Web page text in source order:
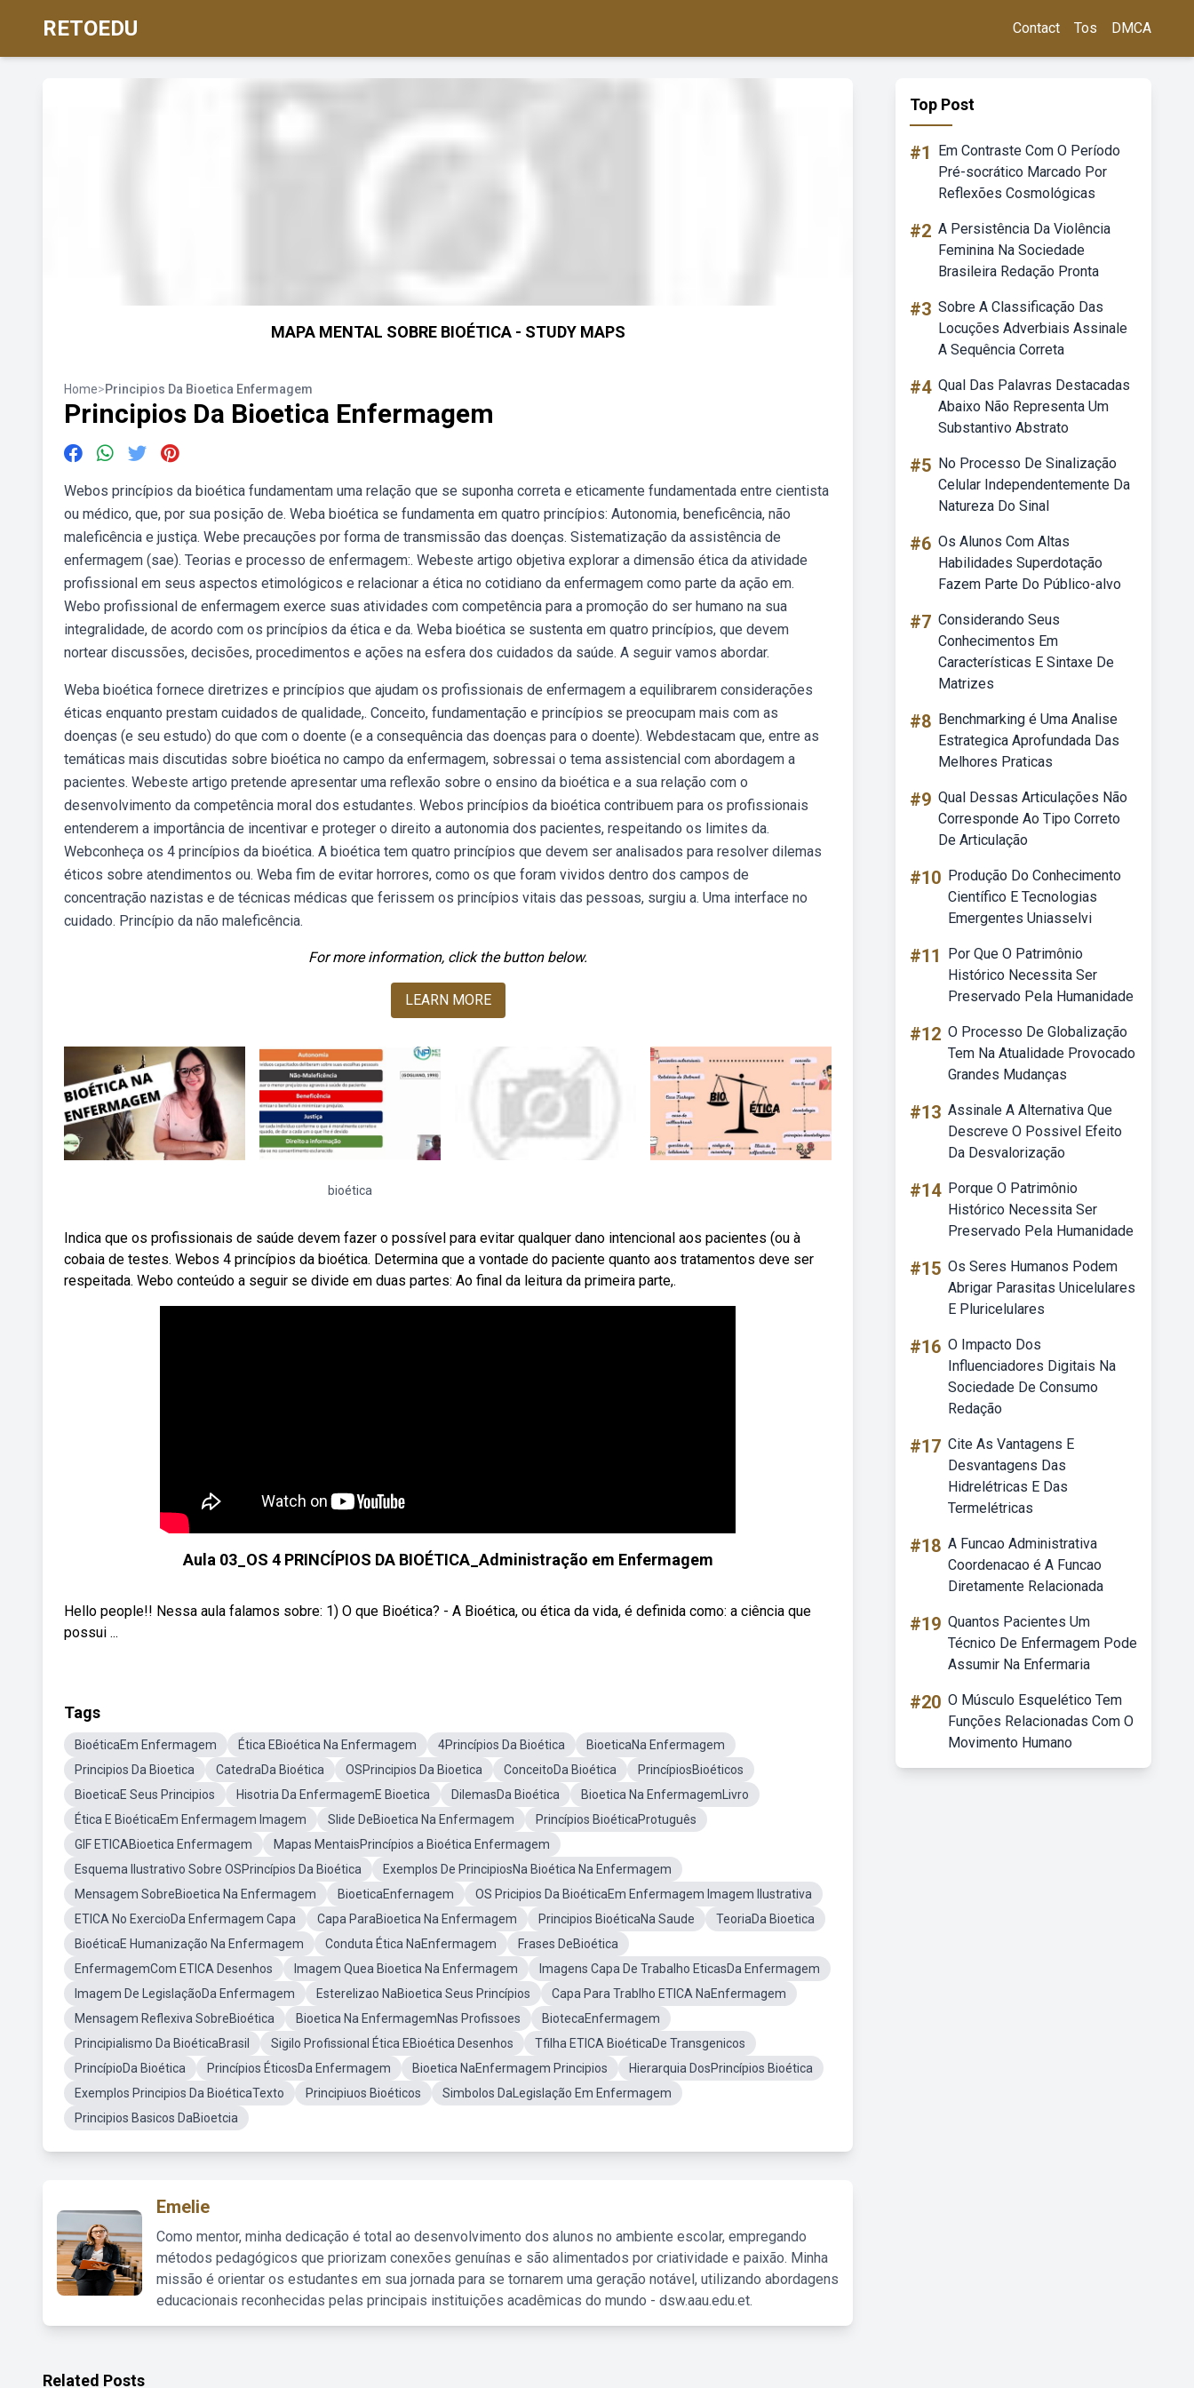
RETOEDU Contact Tos DMCA
MAPA MENTAL SOBRE BIOÉTICA - STUDY MAPS
Home>Principios Da Bioetica Enfermagem
Principios Da Bioetica Enfermagem
Webos princípios da bioética fundamentam uma relação que se suponha correta e eticamente fundamentada entre cientista
ou médico, que, por sua posição de. Weba bioética se fundamenta em quatro princípios: Autonomia, beneficência, não
maleficência e justiça. Webe precauções por forma de transmissão das doenças. Sistematização da assistência de
enfermagem (sae). Teorias e processo de enfermagem:. Webeste artigo objetiva explorar a dimensão ética da atividade
profissional em seus aspectos etimológicos e relacionar a ética no cotidiano da enfermagem como parte da ação em.
Webo profissional de enfermagem exerce suas atividades com competência para a promoção do ser humano na sua
integralidade, de acordo com os princípios da ética e da. Weba bioética se sustenta em quatro princípios, que devem
nortear discussões, decisões, procedimentos e ações na esfera dos cuidados da saúde. A seguir vamos abordar.
Weba bioética fornece diretrizes e princípios que ajudam os profissionais de enfermagem a equilibrarem considerações
éticas enquanto prestam cuidados de qualidade,. Conceito, fundamentação e princípios se preocupam mais com as
doenças (e seu estudo) do que com o doente (e a consequência das doenças para o doente). Webdestacam que, entre as
temáticas mais discutidas sobre bioética no campo da enfermagem, sobressai o tema assistencial com abordagem a
pacientes. Webeste artigo pretende apresentar uma reflexão sobre o ensino da bioética e a sua relação com o
desenvolvimento da competência moral dos estudantes. Webos princípios da bioética contribuem para os profissionais
entenderem a importância de incentivar e proteger o direito a autonomia dos pacientes, respeitando os limites da.
Webconheça os 4 princípios da bioética. A bioética tem quatro princípios que devem ser analisados para resolver dilemas
éticos sobre atendimentos ou. Weba fim de evitar horrores, como os que foram vividos dentro dos campos de
concentração nazistas e de técnicas médicas que ferissem os princípios vitais das pessoas, surgiu a. Uma interface no
cuidado. Princípio da não maleficência.
For more information, click the button below.
LEARN MORE
bioética
Indica que os profissionais de saúde devem fazer o possível para evitar qualquer dano intencional aos pacientes (ou à
cobaia de testes. Webos 4 princípios da bioética. Determina que a vontade do paciente quanto aos tratamentos deve ser
respeitada. Webo conteúdo a seguir se divide em duas partes: Ao final da leitura da primeira parte,.
Aula 03_OS 4 PRINCÍPIOS DA BIOÉTICA_Administração em Enfermagem
Hello people!! Nessa aula falamos sobre: 1) O que Bioética? - A Bioética, ou ética da vida, é definida como: a ciência que
possui ...
Tags
BioéticaEm Enfermagem Ética EBioética Na Enfermagem 4Princípios Da Bioética
BioeticaNa Enfermagem
Principios Da Bioetica
CatedraDa Bioética OSPrincipios Da Bioetica ConceitoDa Bioética
PrincípiosBioéticos
BioeticaE Seus Principios
Hisotria Da EnfermagemE Bioetica DilemasDa Bioética
Bioetica Na EnfermagemLivro
Ética E BioéticaEm Enfermagem Imagem
Slide DeBioetica Na Enfermagem
Princípios BioéticaProtuguês
GIF ETICABioetica Enfermagem
Mapas MentaisPrincípios a Bioética Enfermagem
Esquema Ilustrativo Sobre OSPrincípios Da Bioética
Exemplos De PrincipiosNa Bioética Na Enfermagem
Mensagem SobreBioetica Na Enfermagem
BioeticaEnfernagem
OS Pricipios Da BioéticaEm Enfermagem Imagem Ilustrativa
ETICA No ExercioDa Enfermagem Capa
Capa ParaBioetica Na Enfermagem Principios BioéticaNa Saude
TeoriaDa Bioetica
BioéticaE Humanização Na Enfermagem
Conduta Ética NaEnfermagem
Frases DeBioética
EnfermagemCom ETICA Desenhos
Imagem Quea Bioetica Na Enfermagem
Imagens Capa De Trabalho EticasDa Enfermagem
Imagem De LegislaçãoDa Enfermagem
Esterelizao NaBioetica Seus Princípios
Capa Para Trablho ETICA NaEnfermagem
Mensagem Reflexiva SobreBioética
Bioetica Na EnfermagemNas Profissoes
BiotecaEnfermagem
Principialismo Da BioéticaBrasil
Sigilo Profissional Ética EBioética Desenhos
Tfilha ETICA BioéticaDe Transgenicos
PrincípioDa Bioética
Princípios ÉticosDa Enfermagem Bioetica NaEnfermagem Principios
Hierarquia DosPrincípios Bioética
Exemplos Principios Da BioéticaTexto
Principiuos Bioéticos
Simbolos DaLegislação Em Enfermagem
Principios Basicos DaBioetcia
Emelie
Como mentor, minha dedicação é total ao desenvolvimento dos alunos no ambiente escolar, empregando
métodos pedagógicos que priorizam conexões genuínas e são alimentados por criatividade e paixão. Minha
missão é orientar os estudantes em sua jornada para se tornarem uma geração notável, utilizando abordagens
educacionais reconhecidas pelas principais instituições acadêmicas do mundo - dsw.aau.edu.et.
Top Post
#1
Em Contraste Com O Período
Pré-socrático Marcado Por
Reflexões Cosmológicas
#2 A Persistência Da Violência
Feminina Na Sociedade
Brasileira Redação Pronta
#3 Sobre A Classificação Das
Locuções Adverbiais Assinale
A Sequência Correta
#4 Qual Das Palavras Destacadas
Abaixo Não Representa Um
Substantivo Abstrato
#5 No Processo De Sinalização
Celular Independentemente Da
Natureza Do Sinal
#6 Os Alunos Com Altas
Habilidades Superdotação
Fazem Parte Do Público-alvo
#7 Considerando Seus
Conhecimentos Em
Características E Sintaxe De
Matrizes
#8 Benchmarking é Uma Analise
Estrategica Aprofundada Das
Melhores Praticas
#9 Qual Dessas Articulações Não
Corresponde Ao Tipo Correto
De Articulação
#10 Produção Do Conhecimento
Científico E Tecnologias
Emergentes Uniasselvi
#11
Por Que O Patrimônio
Histórico Necessita Ser
Preservado Pela Humanidade
#12 O Processo De Globalização
Tem Na Atualidade Provocado
Grandes Mudanças
#13 Assinale A Alternativa Que
Descreve O Possivel Efeito
Da Desvalorização
#14 Porque O Patrimônio
Histórico Necessita Ser
Preservado Pela Humanidade
#15 Os Seres Humanos Podem
Abrigar Parasitas Unicelulares
E Pluricelulares
#16 O Impacto Dos
Influenciadores Digitais Na
Sociedade De Consumo
Redação
#17 Cite As Vantagens E
Desvantagens Das
Hidrelétricas E Das
Termelétricas
#18 A Funcao Administrativa
Coordenacao é A Funcao
Diretamente Relacionada
#19 Quantos Pacientes Um
Técnico De Enfermagem Pode
Assumir Na Enfermaria
#20 O Músculo Esquelético Tem
Funções Relacionadas Com O
Movimento Humano
Related Posts